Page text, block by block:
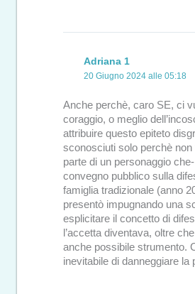
Adriana 1
20 Giugno 2024 alle 05:18
Anche perchè, caro SE, ci
coraggio, o meglio
attribuire questo epiteto
sconosciuti solo perchè non
parte di un personaggio
convegno pubblico sulla
famiglia tradizionale (anno
presentò impugnando una
esplicitare il concetto di
l’accetta diventava, oltre
anche possibile strumento.
inevitabile di danneggiare la